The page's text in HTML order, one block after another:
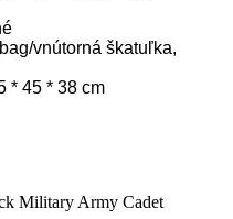
vnútorná škatuľka,
* 45 * 38 cm